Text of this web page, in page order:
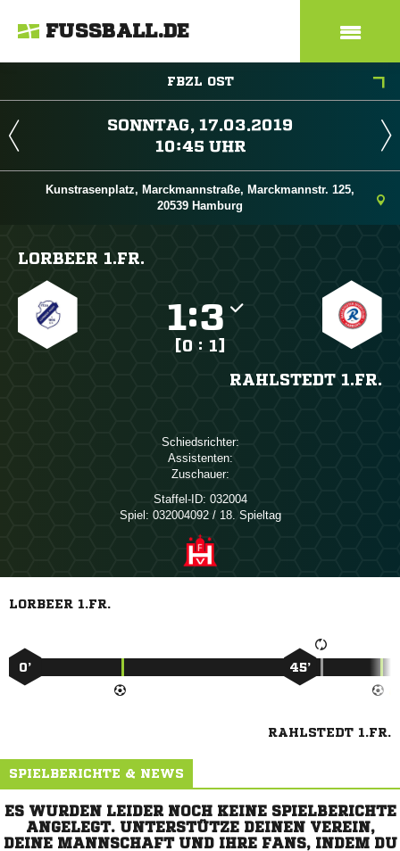
FUSSBALL.DE
FBZL OST
 
 
Kunstrasenplatz, Marckmannstraße, Marckmannstr. 125,
20539 Hamburg
LORBEER 1.FR.
:
[0 : 1]
RAHLSTEDT 1.FR.
Schiedsrichter:
Assistenten:
Zuschauer:
Staffel-ID: 032004
Spiel: 032004092 / 18. Spieltag
LORBEER 1.FR.
0’ 45’
RAHLSTEDT 1.FR.
SPIELBERICHTE & NEWS
ES WURDEN LEIDER NOCH KEINE SPIELBERICHTE
ANGELEGT. UNTERSTÜTZE DEINEN VEREIN,
DEINE MANNSCHAFT UND IHRE FANS, INDEM DU